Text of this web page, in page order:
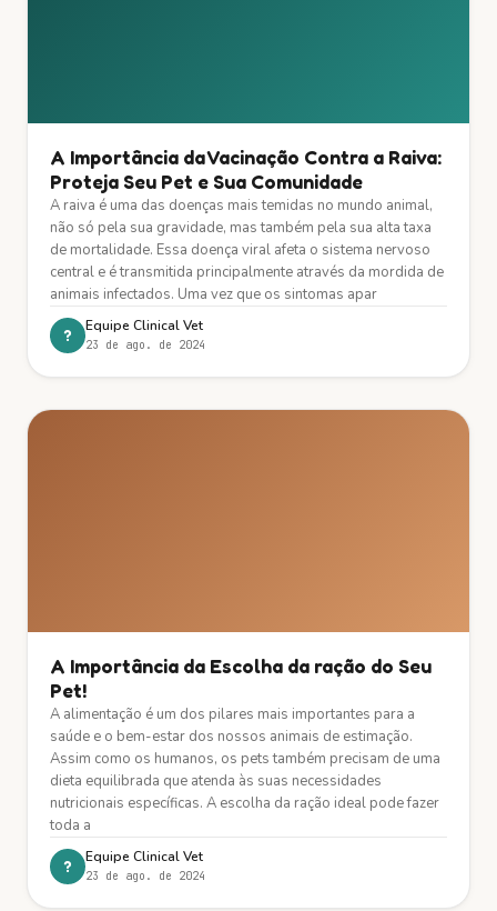
A Importância da Vacinação Contra a Raiva:
Proteja Seu Pet e Sua Comunidade
A raiva é uma das doenças mais temidas no mundo animal,
não só pela sua gravidade, mas também pela sua alta taxa
de mortalidade. Essa doença viral afeta o sistema nervoso
central e é transmitida principalmente através da mordida de
animais infectados. Uma vez que os sintomas apar
? Equipe Clinical Vet
23 de ago. de 2024
A Importância da Escolha da ração do Seu
Pet!
A alimentação é um dos pilares mais importantes para a
saúde e o bem-estar dos nossos animais de estimação.
Assim como os humanos, os pets também precisam de uma
dieta equilibrada que atenda às suas necessidades
nutricionais específicas. A escolha da ração ideal pode fazer
toda a
? Equipe Clinical Vet
23 de ago. de 2024